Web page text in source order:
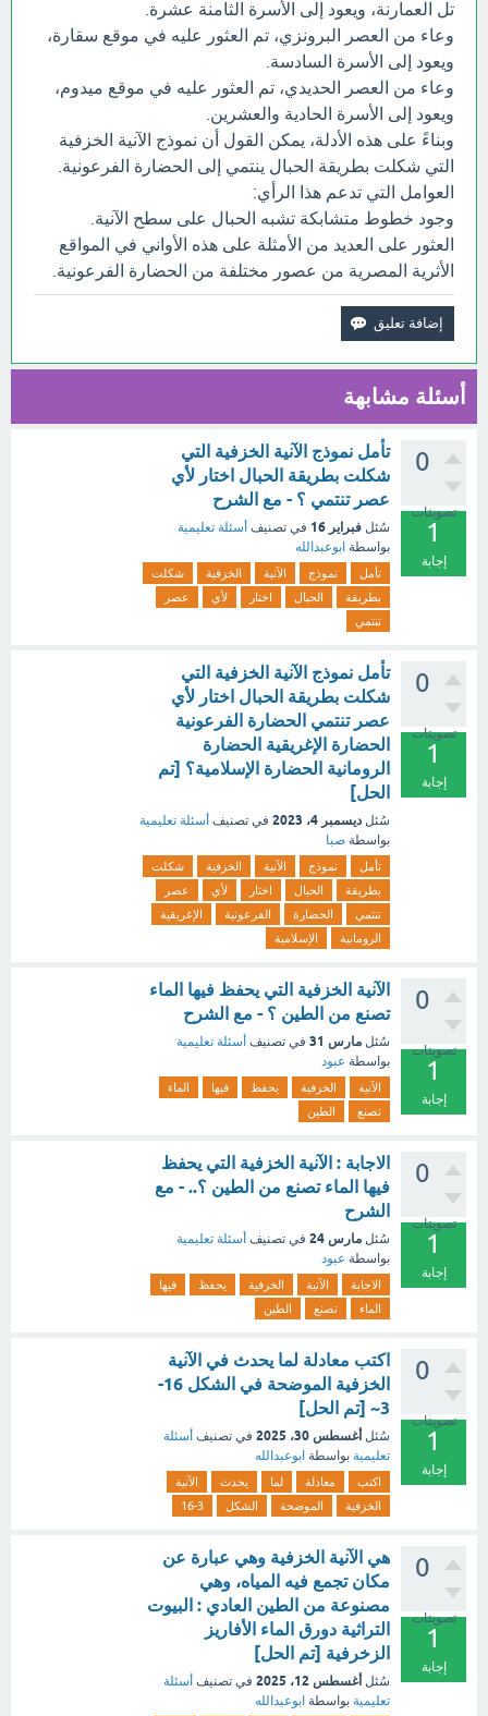
تل العمارنة، ويعود إلى الأسرة الثامنة عشرة.
وعاء من العصر البرونزي، تم العثور عليه في موقع سقارة،
ويعود إلى الأسرة السادسة.
وعاء من العصر الحديدي، تم العثور عليه في موقع ميدوم،
ويعود إلى الأسرة الحادية والعشرين.
وبناءً على هذه الأدلة، يمكن القول أن نموذج الآنية الخزفية
التي شكلت بطريقة الحبال ينتمي إلى الحضارة الفرعونية.
العوامل التي تدعم هذا الرأي:
وجود خطوط متشابكة تشبه الحبال على سطح الآنية.
العثور على العديد من الأمثلة على هذه الأواني في المواقع
الأثرية المصرية من عصور مختلفة من الحضارة الفرعونية.
أسئلة مشابهة
0
تصويتات
1
إجابة
تأمل نموذج الآنية الخزفية التي
شكلت بطريقة الحبال اختار لأي
عصر تنتمي ؟ - مع الشرح
سُئل فبراير 16 في تصنيف أسئلة تعليمية
بواسطة ابوعبدالله
تأمل نموذج الآنية الخزفية
شكلت
بطريقة
الحبال اختار لأي
عصر
تنتمي
0
تصويتات
1
إجابة
تأمل نموذج الآنية الخزفية التي
شكلت بطريقة الحبال اختار لأي
عصر تنتمي الحضارة الفرعونية
الحضارة الإغريقية الحضارة
الرومانية الحضارة الإسلامية؟ [تم
الحل]
سُئل ديسمبر 4، 2023 في تصنيف أسئلة تعليمية
بواسطة صبا
تأمل نموذج الآنية الخزفية
شكلت
بطريقة
الحبال اختار لأي
عصر
تنتمي
الحضارة الفرعونية
الإغريقية
الرومانية
الإسلامية
0
تصويتات
1
إجابة
الآنية الخزفية التي يحفظ فيها الماء
تصنع من الطين ؟ - مع الشرح
سُئل مارس 31 في تصنيف أسئلة تعليمية
بواسطة عبود
الآنية الخزفية يحفظ فيها
الماء
تصنع
الطين
0
تصويتات
1
إجابة
الاجابة : الآنية الخزفية التي يحفظ
فيها الماء تصنع من الطين ؟.. - مع
الشرح
سُئل مارس 24 في تصنيف أسئلة تعليمية
بواسطة عبود
الاجابة الآنية الخزفية يحفظ
فيها
الماء
تصنع الطين
0
تصويتات
1
إجابة
اكتب معادلة لما يحدث في الآنية
الخزفية الموضحة في الشكل 16-
3~ [تم الحل]
سُئل أغسطس 30، 2025 في تصنيف أسئلة
تعليمية بواسطة ابوعبدالله
اكتب معادلة لما يحدث
الآنية
الخزفية
الموضحة الشكل 16-3
0
تصويتات
1
إجابة
هي الآنية الخزفية وهي عبارة عن
مكان تجمع فيه المياه، وهي
مصنوعة من الطين العادي : البيوت
التراثية دورق الماء الأفاريز
الزخرفية [تم الحل]
سُئل أغسطس 12، 2025 في تصنيف أسئلة
تعليمية بواسطة ابوعبدالله